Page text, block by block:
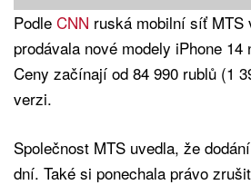
Podle CNN ruská mobilní síť
prodávala nové modely iPhone 14
Ceny začínají od 84 990 rublů (1
verzi.
Společnost MTS uvedla, že
dní. Také si ponechala právo